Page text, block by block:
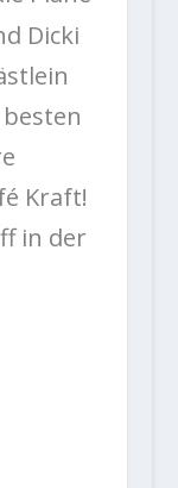
Dicki
Kraft!
in der